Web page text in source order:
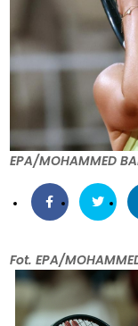
EPA/MOHAMMED
Fot. EPA/